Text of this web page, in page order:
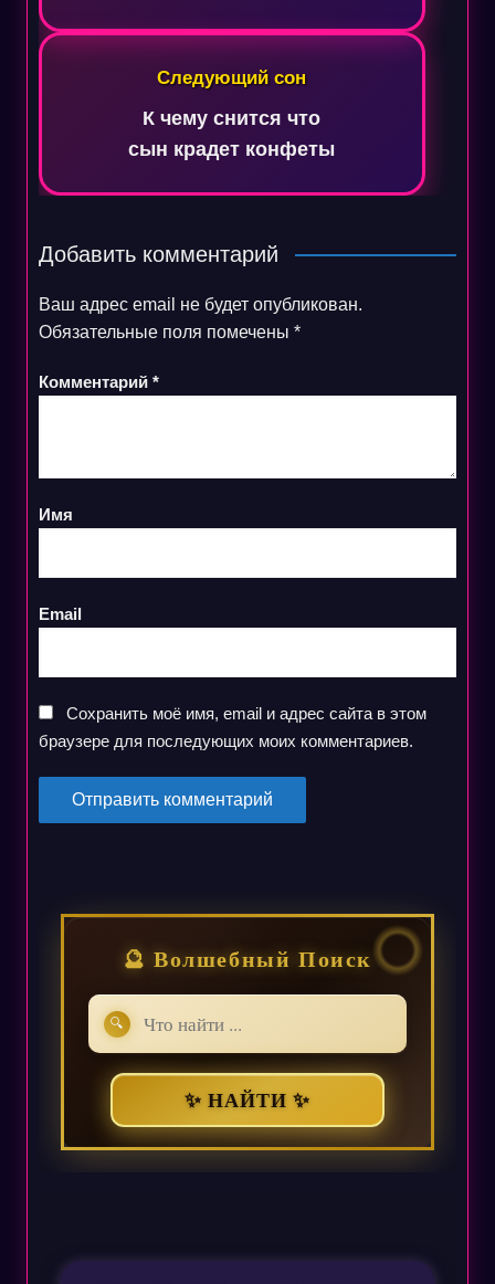
Следующий сон
К чему снится что
сын крадет конфеты
Добавить комментарий
Ваш адрес email не будет опубликован.
Обязательные поля помечены *
Комментарий *
Имя
Email
Сохранить моё имя, email и адрес сайта в этом
браузере для последующих моих комментариев.
🔮 Волшебный Поиск
🔍
✨ НАЙТИ ✨